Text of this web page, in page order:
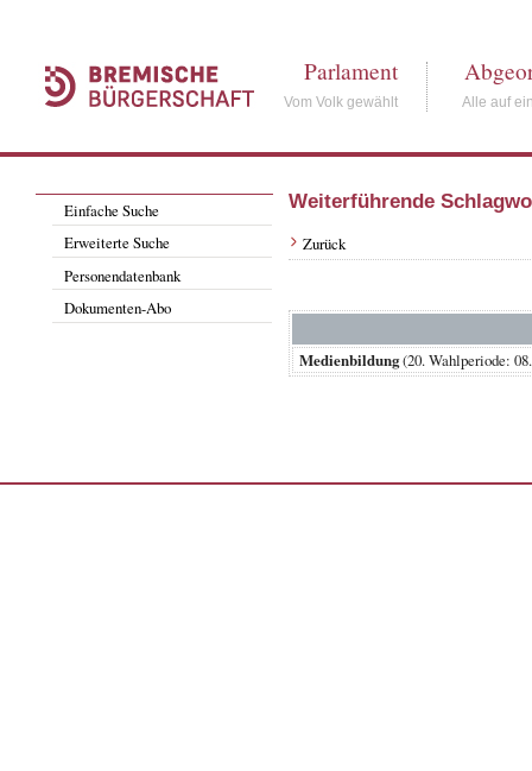
Parlament
Vom Volk gewählt Alle auf
Einfache Suche
Erweiterte Suche
Personendatenbank
Dokumenten-Abo
Weiterführende
Zurück
Medienbildung(20. Wahlperiode: